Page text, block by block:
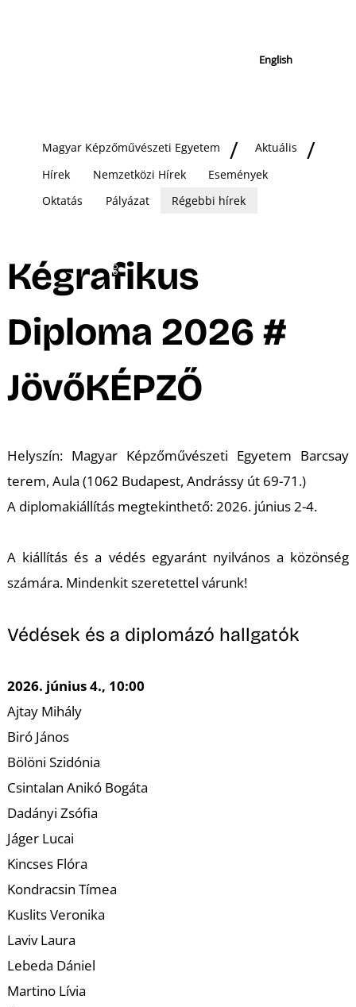
English
Magyar Képzőművészeti Egyetem
Aktuális
Hírek
Nemzetközi Hírek
Események
Oktatás
Pályázat Régebbi hírek
Kégrafikus
Diploma 2026 #
JövőKÉPZŐ
Helyszín: Magyar Képzőművészeti Egyetem Barcsay
terem, Aula (1062 Budapest, Andrássy út 69-71.)
A diplomakiállítás megtekinthető: 2026. június 2-4.
A kiállítás és a védés egyaránt nyilvános a közönség
számára. Mindenkit szeretettel várunk!
Védések és a diplomázó hallgatók
2026. június 4., 10:00
Ajtay Mihály
Biró János
Bölöni Szidónia
Csintalan Anikó Bogáta
Dadányi Zsófia
Jáger Lucai
Kincses Flóra
Kondracsin Tímea
Kuslits Veronika
Laviv Laura
Lebeda Dániel
Martino Lívia